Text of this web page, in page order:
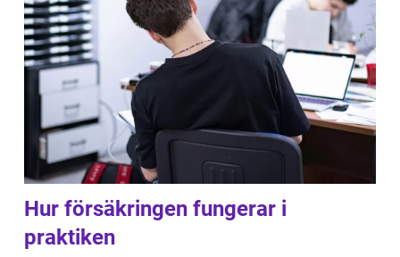
Hur försäkringen fungerar i
praktiken